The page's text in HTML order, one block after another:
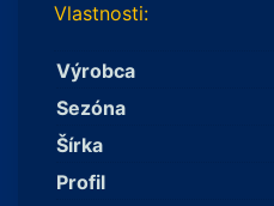
Vlastnosti:
Výrobca
Sezóna
Šírka
Profil